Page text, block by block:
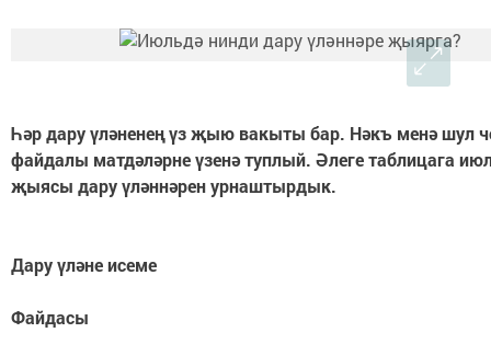
Һәр дару үләненең үз җыю вакыты бар. Нәкъ менә шул
файдалы матдәләрне үзенә туплый. Әлеге таблицага
җыясы дару үләннәрен урнаштырдык.
Дару үләне исеме
Файдасы